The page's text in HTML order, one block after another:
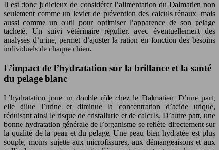
Il est donc judicieux de considérer l’alimentation du Dalmatien non
seulement comme un levier de prévention des calculs rénaux, mais
aussi comme un outil pour optimiser l’apparence de son pelage
tacheté. Un suivi vétérinaire régulier, avec éventuellement des
analyses d’urine, permet d’ajuster la ration en fonction des besoins
individuels de chaque chien.
L’impact de l’hydratation sur la brillance et la santé
du pelage blanc
L’hydratation joue un double rôle chez le Dalmatien. D’une part,
elle dilue l’urine et diminue la concentration d’acide urique,
réduisant ainsi le risque de cristallurie et de calculs. D’autre part, une
bonne hydratation générale de l’organisme se reflète directement sur
la qualité de la peau et du pelage. Une peau bien hydratée est plus
souple, moins sujette aux microfissures, aux démangeaisons et aux